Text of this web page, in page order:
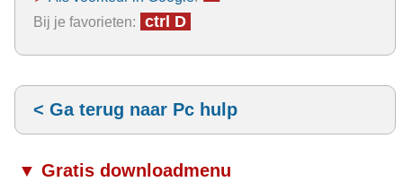
Bij je favorieten: ctrl D
< Ga terug naar Pc hulp
▼ Gratis downloadmenu